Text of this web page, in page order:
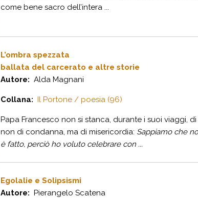
come bene sacro dell’intera ...
L’ombra spezzata
ballata del carcerato e altre storie
Autore: Alda Magnani
Collana: Il Portone / poesia (96)
Papa Francesco non si stanca, durante i suoi viaggi,
non di condanna, ma di misericordia: Sappiamo che
è fatto, perciò ho voluto celebrare con ...
Egolalie e Solipsismi
Autore: Pierangelo Scatena